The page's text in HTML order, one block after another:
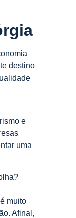
destino
e
uma
muito
Afinal,